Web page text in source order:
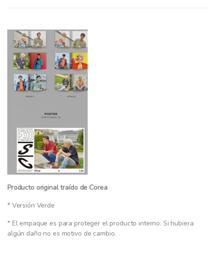
Producto original traído de Corea
* Versión Verde
* El empaque es para proteger el producto interno. Si hubiera
algún daño no es motivo de cambio.